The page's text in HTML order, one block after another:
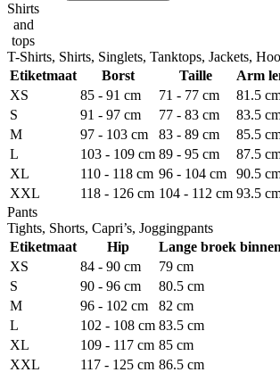
Shirts
and
tops
T-Shirts, Shirts, Singlets, Tanktops, Jackets,
Etiketmaat
Borst Taille
Arm
XS
85 - 91 cm 71 - 77 cm
81.5
S
91 - 97 cm 77 - 83 cm
83.5
M
97 - 103 cm 83 - 89 cm
85.5
L
103 - 109 cm 89 - 95 cm
87.5
XL
110 - 118 cm 96 - 104 cm
90.5
XXL
118 - 126 cm 104 - 112 cm 93.5
Pants
Tights, Shorts, Capri’s, Joggingpants
Etiketmaat
Hip
Lange broek
XS
84 - 90 cm
79 cm
S
90 - 96 cm
80.5 cm
M
96 - 102 cm
82 cm
L
102 - 108 cm 83.5 cm
XL
109 - 117 cm 85 cm
XXL
117 - 125 cm 86.5 cm